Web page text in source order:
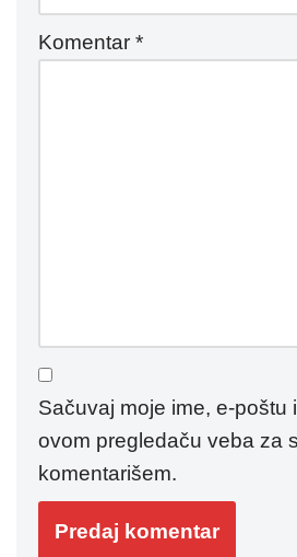
Komentar *
Sačuvaj moje ime, e-poštu
ovom pregledaču veba za
komentarišem.